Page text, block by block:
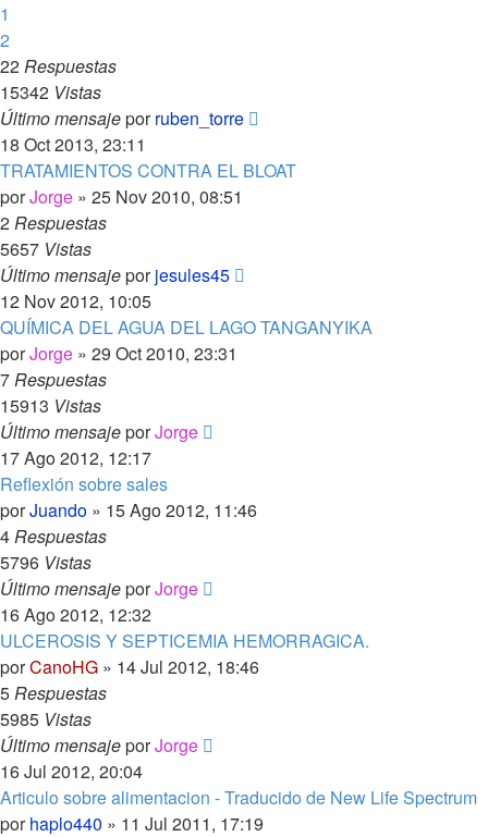
1
2
22Respuestas
15342 Vistas
Último mensajeporruben_torre
18 Oct 2013, 23:11
TRATAMIENTOS CONTRA EL BLOAT
porJorge » 25 Nov 2010, 08:51
2Respuestas
5657 Vistas
Último mensajeporjesules45
12 Nov 2012, 10:05
QUÍMICA DEL AGUA DEL LAGO TANGANYIKA
porJorge » 29 Oct 2010, 23:31
7Respuestas
15913 Vistas
Último mensajeporJorge
17 Ago 2012, 12:17
Reflexión sobre sales
porJuando » 15 Ago 2012, 11:46
4Respuestas
5796 Vistas
Último mensajeporJorge
16 Ago 2012, 12:32
ULCEROSIS Y SEPTICEMIA HEMORRAGICA.
porCanoHG » 14 Jul 2012, 18:46
5Respuestas
5985 Vistas
Último mensajeporJorge
16 Jul 2012, 20:04
Articulo sobre alimentacion - Traducido de New Life Spectrum
porhaplo440 » 11 Jul 2011, 17:19